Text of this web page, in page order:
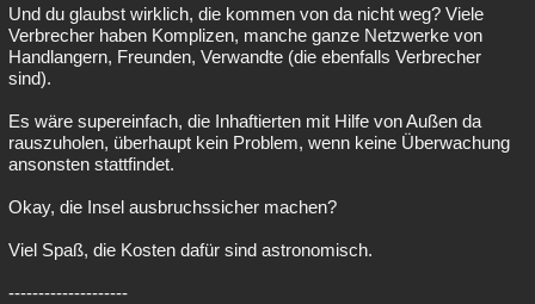
Und du glaubst wirklich, die kommen von da nicht weg? Viele
Verbrecher haben Komplizen, manche ganze Netzwerke von
Handlangern, Freunden, Verwandte (die ebenfalls Verbrecher
sind).
Es wäre supereinfach, die Inhaftierten mit Hilfe von Außen da
rauszuholen, überhaupt kein Problem, wenn keine Überwachung
ansonsten stattfindet.
Okay, die Insel ausbruchssicher machen?
Viel Spaß, die Kosten dafür sind astronomisch.
--------------------